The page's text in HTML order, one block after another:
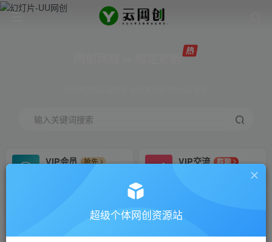
输入关键词搜索
VIP会员
抢先
VIP交流
群聊
研究探讨更多创业项目路子。
会员专属推广链接
招募站长
超级个体网创资源站